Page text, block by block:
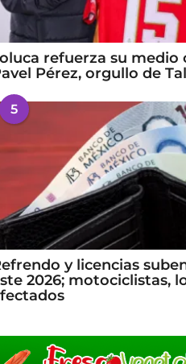
refuerza su medio
Pérez, orgullo de
5
y licencias
2026; motociclistas,